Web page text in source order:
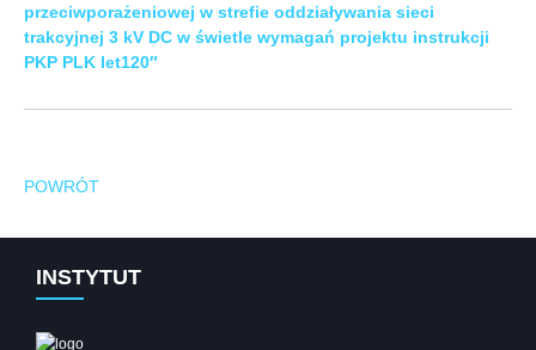
przeciwporażeniowej w strefie oddziaływania sieci
trakcyjnej 3 kV DC w świetle wymagań projektu instrukcji
PKP PLK Iet120″
POWRÓT
INSTYTUT